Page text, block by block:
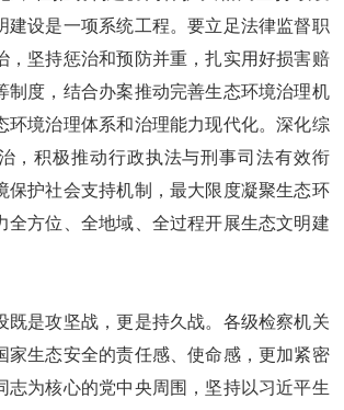
建设是一项系统工程。要立足法律监督职
，坚持惩治和预防并重，扎实用好损害赔
制度，结合办案推动完善生态环境治理机
环境治理体系和治理能力现代化。深化综
，积极推动行政执法与刑事司法有效衔
保护社会支持机制，最大限度凝聚生态环
全方位、全地域、全过程开展生态文明建
既是攻坚战，更是持久战。各级检察机关
家生态安全的责任感、使命感，更加紧密
志为核心的党中央周围，坚持以习近平生